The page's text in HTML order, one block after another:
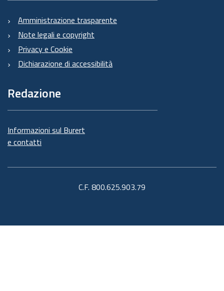
Amministrazione trasparente
Note legali e copyright
Privacy e Cookie
Dichiarazione di accessibilità
Redazione
Informazioni sul Burert
e contatti
C.F. 800.625.903.79